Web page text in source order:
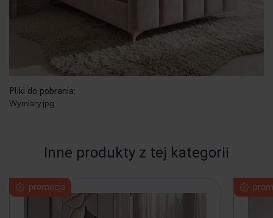
Pliki do pobrania:
Wymiary.jpg
Inne produkty z tej kategorii
promocja